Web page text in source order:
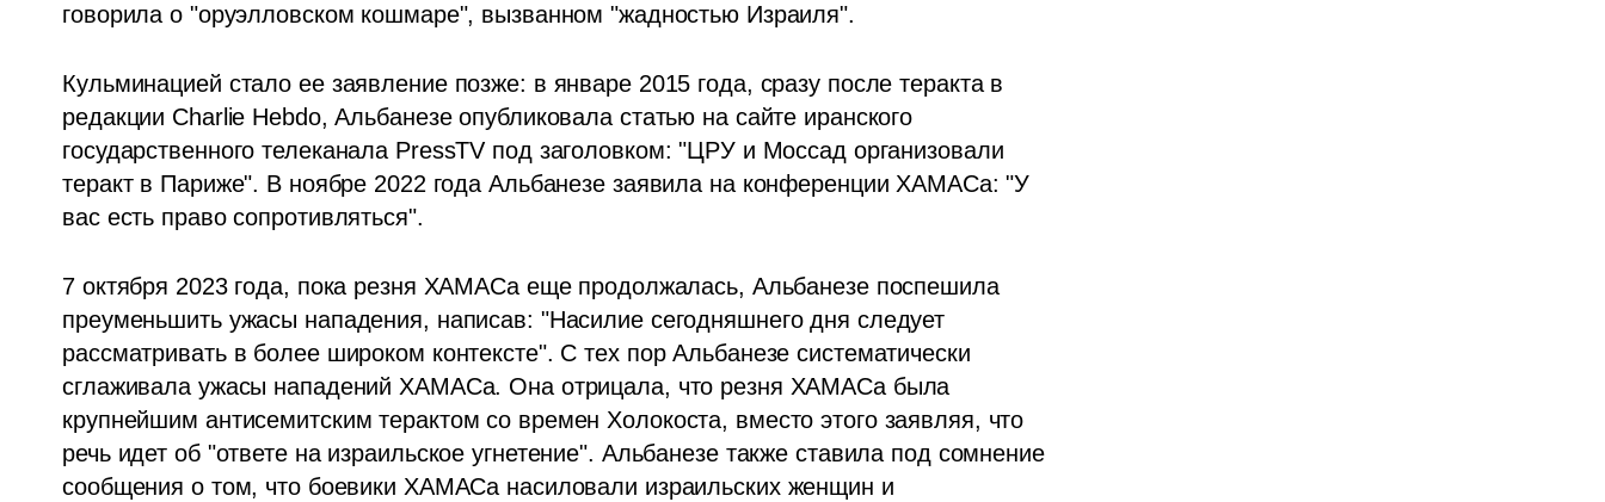
говорила о "оруэлловском кошмаре", вызванном "жадностью Израиля".
Кульминацией стало ее заявление позже: в январе 2015 года, сразу после теракта в
редакции Charlie Hebdo, Альбанезе опубликовала статью на сайте иранского
государственного телеканала PressTV под заголовком: "ЦРУ и Моссад организовали
теракт в Париже". В ноябре 2022 года Альбанезе заявила на конференции ХАМАСа: "У
вас есть право сопротивляться".
7 октября 2023 года, пока резня ХАМАСа еще продолжалась, Альбанезе поспешила
преуменьшить ужасы нападения, написав: "Насилие сегодняшнего дня следует
рассматривать в более широком контексте". С тех пор Альбанезе систематически
сглаживала ужасы нападений ХАМАСа. Она отрицала, что резня ХАМАСа была
крупнейшим антисемитским терактом со времен Холокоста, вместо этого заявляя, что
речь идет об "ответе на израильское угнетение". Альбанезе также ставила под сомнение
сообщения о том, что боевики ХАМАСа насиловали израильских женщин и